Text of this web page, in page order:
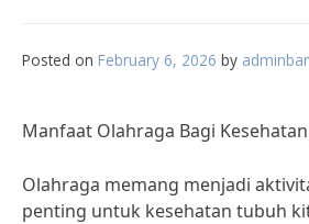
Posted on February 6, 2026 by
Manfaat Olahraga Bagi
Olahraga memang menjadi
penting untuk kesehatan tubuh